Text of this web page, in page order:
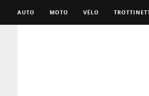
AUTO MOTO VÉLO